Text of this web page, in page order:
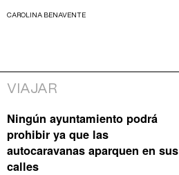
CAROLINA BENAVENTE
VIAJAR
Ningún ayuntamiento podrá
prohibir ya que las
autocaravanas aparquen en sus
calles